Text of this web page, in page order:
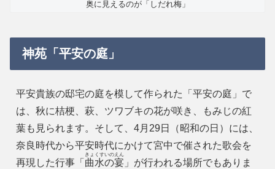
奥に見えるのが「しだれ梅」
神苑「平安の庭」
平安貴族の邸宅の庭を模して作られた「平安の庭」で
は、秋に桔梗、萩、ツワブキの花が咲き、もみじの紅
葉も見られます。そして、4月29日（昭和の日）には、
奈良時代から平安時代にかけて宮中で催された歌会を
再現した行事「 曲水の宴
きょくすいのえん
」が行われる場所でもありま